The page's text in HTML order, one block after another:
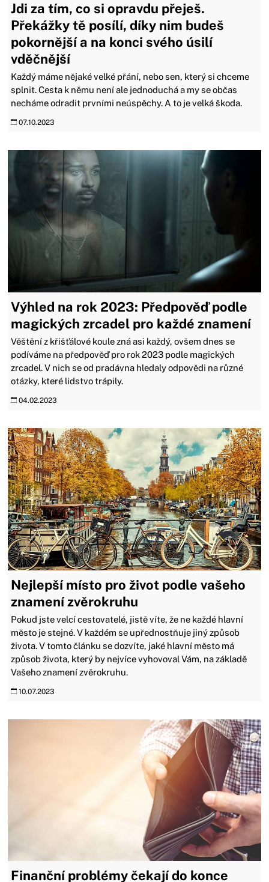
Jdi za tím, co si opravdu přeješ.
Překážky tě posílí, díky nim budeš
pokornější a na konci svého úsilí
vděčnější
Každý máme nějaké velké přání, nebo sen, který si chceme
splnit. Cesta k němu není ale jednoduchá a my se občas
necháme odradit prvními neúspěchy. A to je velká škoda.
07.10.2023
Výhled na rok 2023: Předpověď podle
magických zrcadel pro každé znamení
Věštění z křišťálové koule zná asi každý, ovšem dnes se
podíváme na předpověď pro rok 2023 podle magických
zrcadel. V nich se od pradávna hledaly odpovědi na různé
otázky, které lidstvo trápily.
04.02.2023
Nejlepší místo pro život podle vašeho
znamení zvěrokruhu
Pokud jste velcí cestovatelé, jistě víte, že ne každé hlavní
město je stejné. V každém se upřednostňuje jiný způsob
života. V tomto článku se dozvíte, jaké hlavní město má
způsob života, který by nejvíce vyhovoval Vám, na základě
Vašeho znamení zvěrokruhu.
10.07.2023
Finanční problémy čekají do konce